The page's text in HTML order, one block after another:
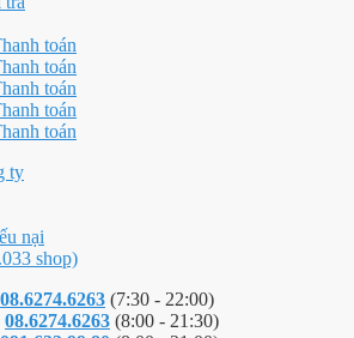
toán
toán
toán
toán
toán
ty
nại
shop)
08.6274.6263 (7:30 - 22:00)
08.6274.6263 (8:00 - 21:30)